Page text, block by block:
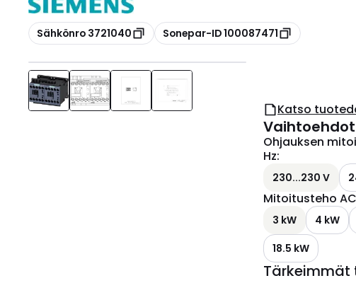
Kopioi
Sähkönro 3721040 Kopioi
Sonepar-ID 100087471
Katso
Vaihtoehdot
Ohjauksen
Hz:
230...230 V
Mitoitusteho
3 kW 4 kW
18.5 kW